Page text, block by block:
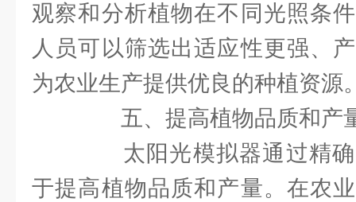
观察和分析植物在不同光照条
人员可以筛选出适应性更强、
为农业生产提供优良的种植资源
五、提高植物品质和产
太阳光模拟器通过精确
于提高植物品质和产量。在农